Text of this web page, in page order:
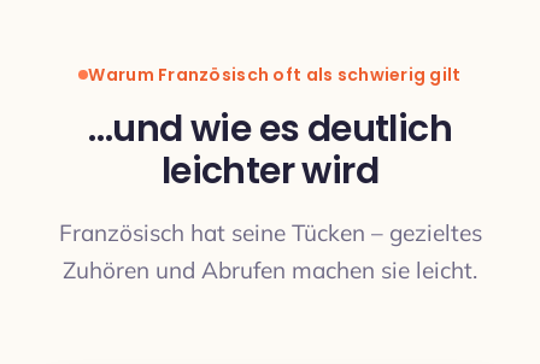
ÜBERSETZUNG
Warum Französisch oft als schwierig gilt
…und wie es deutlich
leichter wird
Französisch hat seine Tücken – gezieltes
Zuhören und Abrufen machen sie leicht.